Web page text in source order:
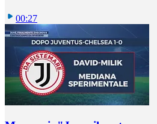
00:27